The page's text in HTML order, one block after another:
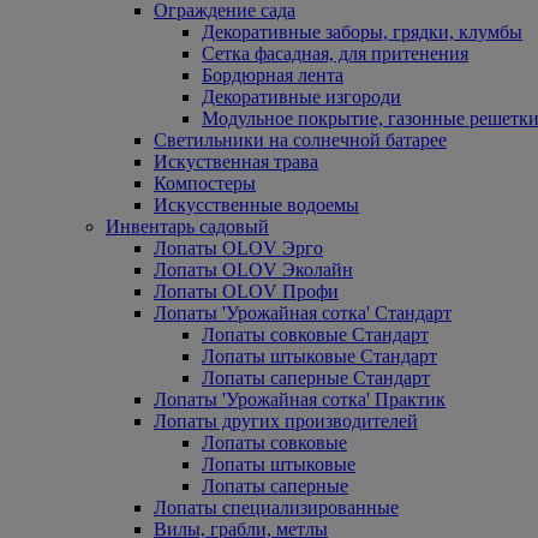
Ограждение сада
Декоративные заборы, грядки, клумбы
Сетка фасадная, для притенения
Бордюрная лента
Декоративные изгороди
Модульное покрытие, газонные
Светильники на солнечной батарее
Искуственная трава
Компостеры
Искусственные водоемы
Инвентарь садовый
Лопаты OLOV Эрго
Лопаты OLOV Эколайн
Лопаты OLOV Профи
Лопаты 'Урожайная сотка' Стандарт
Лопаты совковые Стандарт
Лопаты штыковые Стандарт
Лопаты саперные Стандарт
Лопаты 'Урожайная сотка' Практик
Лопаты других производителей
Лопаты совковые
Лопаты штыковые
Лопаты саперные
Лопаты специализированные
Вилы, грабли, метлы